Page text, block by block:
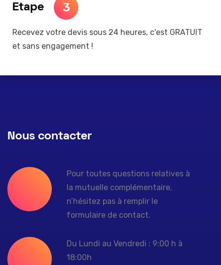
Etape 3
Recevez votre devis sous 24 heures, c'est GRATUIT
et sans engagement !
Nous contacter
Pour toutes questions relatives à
la mutuelle complémentaire,
n’hésitez pas à remplir le
formulaire de contact.
Du Lundi au Vendredi : 9:00 h à
18:00h